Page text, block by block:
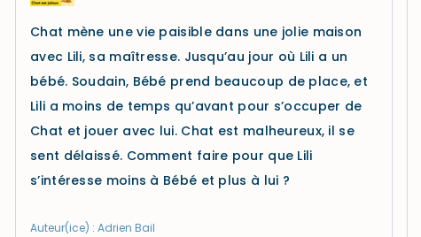
Chat mène une vie paisible dans une jolie maison
avec Lili, sa maîtresse. Jusqu’au jour où Lili a un
bébé. Soudain, Bébé prend beaucoup de place, et
Lili a moins de temps qu’avant pour s’occuper de
Chat et jouer avec lui. Chat est malheureux, il se
sent délaissé. Comment faire pour que Lili
s’intéresse moins à Bébé et plus à lui ?
Auteur(ice) : Adrien Bail